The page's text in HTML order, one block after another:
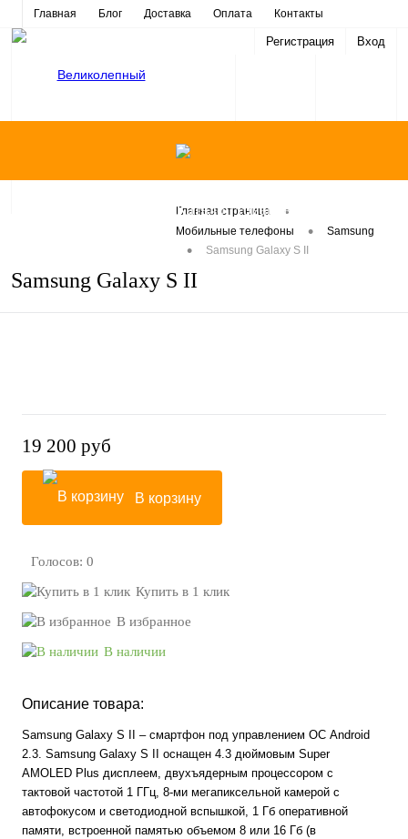
Главная Блог Доставка Оплата Контакты
Регистрация Вход
Каталог товаров
Главная страница •
Мобильные телефоны • Samsung
• Samsung Galaxy S II
Samsung Galaxy S II
19 200 руб
В корзину
Голосов: 0
Купить в 1 клик
В избранное
В наличии
Описание товара:
Samsung Galaxy S II – смартфон под управлением ОС Android
2.3. Samsung Galaxy S II оснащен 4.3 дюймовым Super
AMOLED Plus дисплеем, двухъядерным процессором с
тактовой частотой 1 ГГц, 8-ми мегапиксельной камерой с
автофокусом и светодиодной вспышкой, 1 Гб оперативной
памяти, встроенной памятью объемом 8 или 16 Гб (в